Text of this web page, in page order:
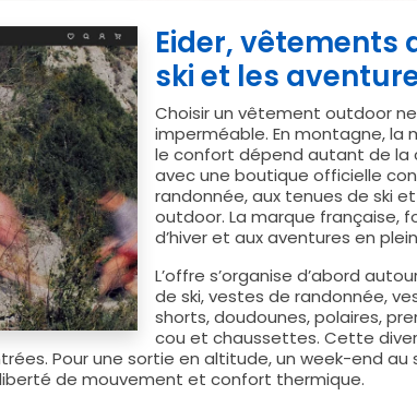
Eider, vêtements
ski et les
Choisir un vêtement outdoor
imperméable. En montagne,
le confort dépend autant de la
avec une boutique officielle
randonnée, aux tenues de ski
outdoor. La marque française,
d’hiver et aux aventures en
L’offre s’organise d’abord
de ski, vestes de randonnée,
shorts, doudounes, polaires,
cou et chaussettes. Cette
Pour une sortie en altitude, un week-end
de mouvement et confort thermique.